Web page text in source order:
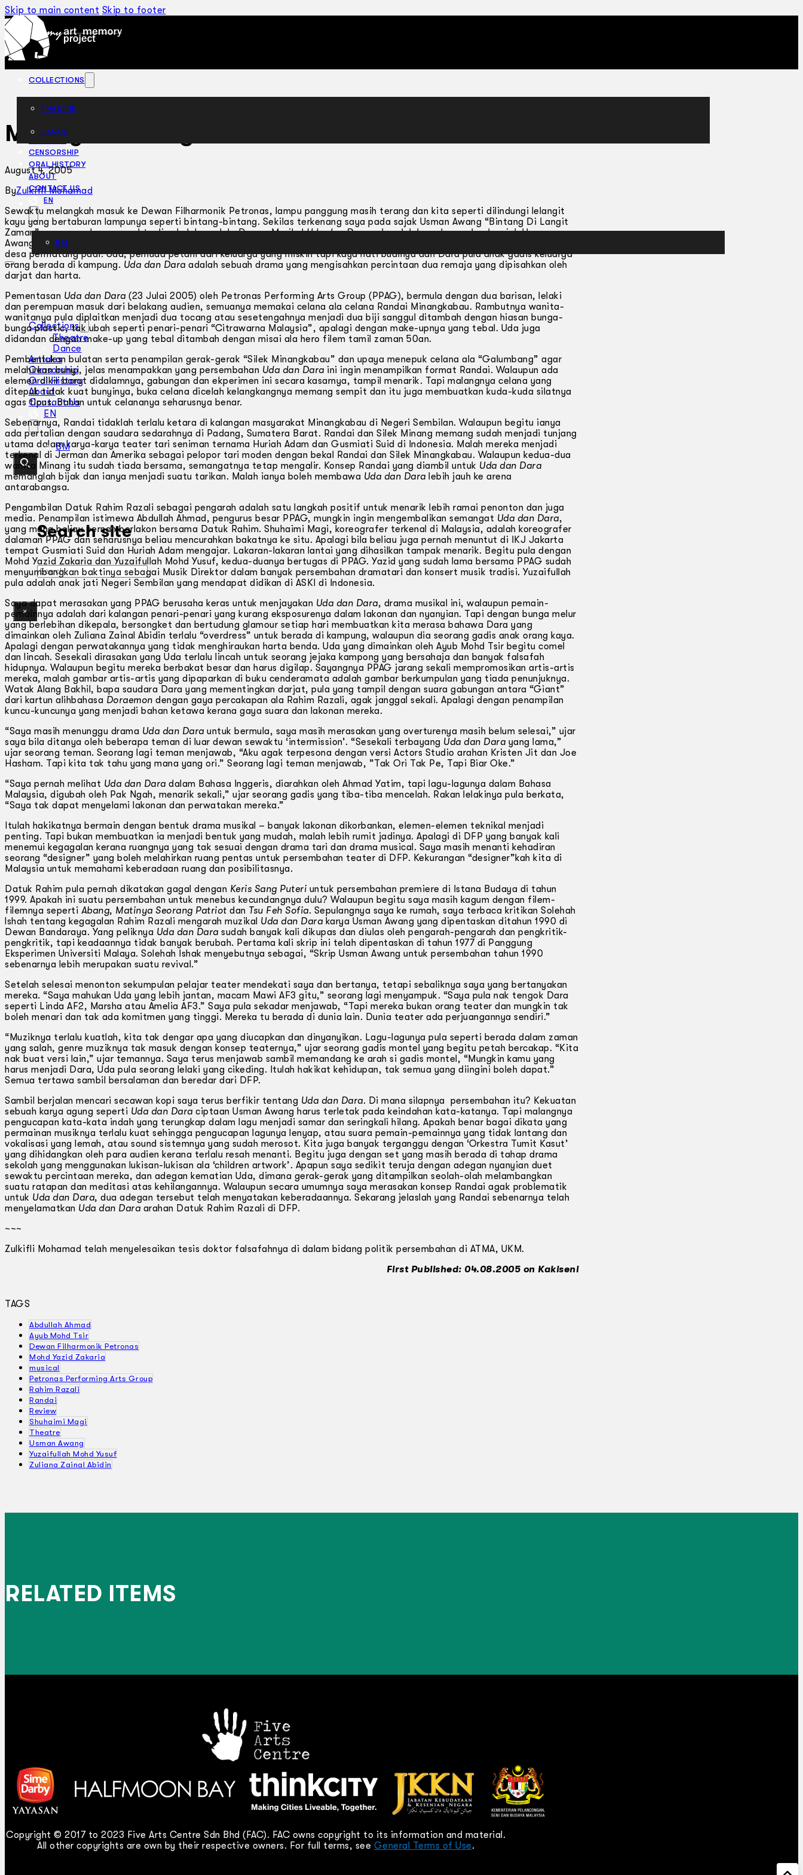
Skip to main content Skip to footer
COLLECTIONS
THEATRE
DANCE
CENSORSHIP
ORAL HISTORY
ABOUT
CONTACT US
EN
BM
Collections
Theatre
Dance
Articles
Censorship
Oral History
About
Contact Us
EN
BM
Search site
Search
×
Matinya Seorang Petani
August 4, 2005
ByZulkifli Mohamad
Sewaktu melangkah masuk ke Dewan Filharmonik Petronas, lampu panggung masih terang dan kita seperti dilindungi lelangit
kayu yang bertaburan lampunya seperti bintang-bintang. Sekilas terkenang saya pada sajak Usman Awang “Bintang Di Langit
Zaman” yang saya baca sewaktu di sekolah rendah. Drama MusikalUda dan Darapula adalah asalnya sebuah sajak Usman
Awang yang kemudiannya diangkat menjadi sebuah drama berlagu. lanya mengisahkan percintaan dua anakmuda di sebuah
desa permatang padi. Uda, pemuda petani dari keluarga yang miskin tapi kaya hati budinya dan Dara pula anak gadis keluarga
orang berada di kampung. Uda dan Dara adalah sebuah drama yang mengisahkan percintaan dua remaja yang dipisahkan oleh
darjat dan harta.
Pementasan Uda dan Dara (23 Julai 2005) oleh Petronas Performing Arts Group (PPAG), bermula dengan dua barisan, lelaki
dan perempuan masuk dari belakang audien, semuanya memakai celana ala celana Randai Minangkabau. Rambutnya wanita-
wanitanya pula diplaitkan menjadi dua tocang atau sesetengahnya menjadi dua biji sanggul ditambah dengan hiasan bunga-
bunga plastic, tak ubah seperti penari-penari “Citrawarna Malaysia”, apalagi dengan make-upnya yang tebal. Uda juga
didandan dengan make-up yang tebal ditambah dengan misai ala hero filem tamil zaman 50an.
Pembentukan bulatan serta penampilan gerak-gerak “Silek Minangkabau” dan upaya menepuk celana ala “Galumbang” agar
melahirkan bunyi, jelas menampakkan yang persembahan Uda dan Dara ini ingin menampilkan format Randai. Walaupun ada
elemen dikir barat didalamnya, gabungan dan ekperimen ini secara kasarnya, tampil menarik. Tapi malangnya celana yang
ditepuk tidak kuat bunyinya, buka celana dicelah kelangkangnya memang sempit dan itu juga membuatkan kuda-kuda silatnya
agas tipus. Bahan untuk celananya seharusnya benar.
Sebenarnya, Randai tidaklah terlalu ketara di kalangan masyarakat Minangkabau di Negeri Sembilan. Walaupun begitu ianya
ada pertalian dengan saudara sedarahnya di Padang, Sumatera Barat. Randai dan Silek Minang memang sudah menjadi tunjang
utama dalam karya-karya teater tari seniman ternama Huriah Adam dan Gusmiati Suid di Indonesia. Malah mereka menjadi
terkenal di Jerman dan Amerika sebagai pelopor tari moden dengan bekal Randai dan Silek Minangkabau. Walaupun kedua-dua
wanita Minang itu sudah tiada bersama, semangatnya tetap mengalir. Konsep Randai yang diambil untuk Uda dan Dara
memanglah bijak dan ianya menjadi suatu tarikan. Malah ianya boleh membawa Uda dan Dara lebih jauh ke arena
antarabangsa.
Pengambilan Datuk Rahim Razali sebagai pengarah adalah satu langkah positif untuk menarik lebih ramai penonton dan juga
media. Penampilan istimewa Abdullah Ahmad, pengurus besar PPAG, mungkin ingin mengembalikan semangat Uda dan Dara,
yang mana beliau pernah berlakon bersama Datuk Rahim. Shuhaimi Magi, koreografer terkenal di Malaysia, adalah koreografer
dalaman PPAG dan seharusnya beliau mencurahkan bakatnya ke situ. Apalagi bila beliau juga pernah menuntut di IKJ Jakarta
tempat Gusmiati Suid dan Huriah Adam mengajar. Lakaran-lakaran lantai yang dihasilkan tampak menarik. Begitu pula dengan
Mohd Yazid Zakaria dan Yuzaifullah Mohd Yusuf, kedua-duanya bertugas di PPAG. Yazid yang sudah lama bersama PPAG sudah
menyumbangkan baktinya sebagai Musik Direktor dalam banyak persembahan dramatari dan konsert musik tradisi. Yuzaifullah
pula adalah anak jati Negeri Sembilan yang mendapat didikan di ASKI di Indonesia.
Saya dapat merasakan yang PPAG berusaha keras untuk menjayakan Uda dan Dara, drama musikal ini, walaupun pemain-
pemainnya adalah dari kalangan penari-penari yang kurang eksposurenya dalam lakonan dan nyanyian. Tapi dengan bunga melur
yang berlebihan dikepala, bersongket dan bertudung glamour setiap hari membuatkan kita merasa bahawa Dara yang
dimainkan oleh Zuliana Zainal Abidin terlalu “overdress” untuk berada di kampung, walaupun dia seorang gadis anak orang kaya.
Apalagi dengan perwatakannya yang tidak menghiraukan harta benda. Uda yang dimainkan oleh Ayub Mohd Tsir begitu comel
dan lincah. Sesekali dirasakan yang Uda terlalu lincah untuk seorang jejaka kampong yang bersahaja dan banyak falsafah
hidupnya. Walaupun begitu mereka berbakat besar dan harus digilap. Sayangnya PPAG jarang sekali mempromosikan artis-artis
mereka, malah gambar artis-artis yang dipaparkan di buku cenderamata adalah gambar berkumpulan yang tiada penunjuknya.
Watak Alang Bakhil, bapa saudara Dara yang mementingkan darjat, pula yang tampil dengan suara gabungan antara “Giant”
dari kartun alihbahasa Doraemon dengan gaya percakapan ala Rahim Razali, agak janggal sekali. Apalagi dengan penampilan
kuncu-kuncunya yang menjadi bahan ketawa kerana gaya suara dan lakonan mereka.
“Saya masih menunggu drama Uda dan Dara untuk bermula, saya masih merasakan yang overturenya masih belum selesai,” ujar
saya bila ditanya oleh beberapa teman di luar dewan sewaktu ‘intermission’. “Sesekali terbayang Uda dan Dara yang lama,”
ujar seorang teman. Seorang lagi teman menjawab, “Aku agak terpesona dengan versi Actors Studio arahan Kristen Jit dan Joe
Hasham. Tapi kita tak tahu yang mana yang ori.” Seorang lagi teman menjawab, ”Tak Ori Tak Pe, Tapi Biar Oke.”
“Saya pernah melihat Uda dan Dara dalam Bahasa Inggeris, diarahkan oleh Ahmad Yatim, tapi lagu-lagunya dalam Bahasa
Malaysia, digubah oleh Pak Ngah, menarik sekali,” ujar seorang gadis yang tiba-tiba mencelah. Rakan lelakinya pula berkata,
“Saya tak dapat menyelami lakonan dan perwatakan mereka.”
Itulah hakikatnya bermain dengan bentuk drama musikal – banyak lakonan dikorbankan, elemen-elemen teknikal menjadi
penting. Tapi bukan membuatkan ia menjadi bentuk yang mudah, malah lebih rumit jadinya. Apalagi di DFP yang banyak kali
menemui kegagalan kerana ruangnya yang tak sesuai dengan drama tari dan drama musical. Saya masih menanti kehadiran
seorang “designer” yang boleh melahirkan ruang pentas untuk persembahan teater di DFP. Kekurangan “designer”kah kita di
Malaysia untuk memahami keberadaan ruang dan posibilitasnya.
Datuk Rahim pula pernah dikatakan gagal dengan Keris Sang Puteri untuk persembahan premiere di Istana Budaya di tahun
1999. Apakah ini suatu persembahan untuk menebus kecundangnya dulu? Walaupun begitu saya masih kagum dengan filem-
filemnya seperti Abang, Matinya Seorang Patriot dan Tsu Feh Sofia. Sepulangnya saya ke rumah, saya terbaca kritikan Solehah
lshah tentang kegagalan Rahim Razali mengarah muzikal Uda dan Dara karya Usman Awang yang dipentaskan ditahun 1990 di
Dewan Bandaraya. Yang peliknya Uda dan Dara sudah banyak kali dikupas dan diulas oleh pengarah-pengarah dan pengkritik-
pengkritik, tapi keadaannya tidak banyak berubah. Pertama kali skrip ini telah dipentaskan di tahun 1977 di Panggung
Eksperimen Universiti Malaya. Solehah Ishak menyebutnya sebagai, “Skrip Usman Awang untuk persembahan tahun 1990
sebenarnya lebih merupakan suatu revival.”
Setelah selesai menonton sekumpulan pelajar teater mendekati saya dan bertanya, tetapi sebaliknya saya yang bertanyakan
mereka. “Saya mahukan Uda yang lebih jantan, macam Mawi AF3 gitu,” seorang lagi menyampuk. “Saya pula nak tengok Dara
seperti Linda AF2, Marsha atau Amelia AF3.” Saya pula sekadar menjawab, “Tapi mereka bukan orang teater dan mungkin tak
boleh menari dan tak ada komitmen yang tinggi. Mereka tu berada di dunia lain. Dunia teater ada perjuangannya sendiri.”
“Muziknya terlalu kuatlah, kita tak dengar apa yang diucapkan dan dinyanyikan. Lagu-lagunya pula seperti berada dalam zaman
yang salah, genre muziknya tak masuk dengan konsep teaternya,” ujar seorang gadis montel yang begitu petah bercakap. “Kita
nak buat versi lain,” ujar temannya. Saya terus menjawab sambil memandang ke arah si gadis montel, “Mungkin kamu yang
harus menjadi Dara, Uda pula seorang lelaki yang cikeding. Itulah hakikat kehidupan, tak semua yang diingini boleh dapat.”
Semua tertawa sambil bersalaman dan beredar dari DFP.
Sambil berjalan mencari secawan kopi saya terus berfikir tentang Uda dan Dara. Di mana silapnya persembahan itu? Kekuatan
sebuah karya agung seperti Uda dan Dara ciptaan Usman Awang harus terletak pada keindahan kata-katanya. Tapi malangnya
pengucapan kata-kata indah yang terungkap dalam lagu menjadi samar dan seringkali hilang. Apakah benar bagai dikata yang
permainan musiknya terlalu kuat sehingga pengucapan lagunya lenyap, atau suara pemain-pemainnya yang tidak lantang dan
vokalisasi yang lemah, atau sound sistemnya yang sudah merosot. Kita juga banyak terganggu dengan ‘Orkestra Tumit Kasut’
yang dihidangkan oleh para audien kerana terlalu resah menanti. Begitu juga dengan set yang masih berada di tahap drama
sekolah yang menggunakan lukisan-lukisan ala ‘children artwork’. Apapun saya sedikit teruja dengan adegan nyanyian duet
sewaktu percintaan mereka, dan adegan kematian Uda, dimana gerak-gerak yang ditampilkan seolah-olah melambangkan
suatu ratapan dan meditasi atas kehilangannya. Walaupun secara umumnya saya merasakan konsep Randai agak problematik
untuk Uda dan Dara, dua adegan tersebut telah menyatakan keberadaannya. Sekarang jelaslah yang Randai sebenarnya telah
menyelamatkan Uda dan Dara arahan Datuk Rahim Razali di DFP.
~~~
Zulkifli Mohamad telah menyelesaikan tesis doktor falsafahnya di dalam bidang politik persembahan di ATMA, UKM.
First Published: 04.08.2005 on Kakiseni
TAGS
Abdullah Ahmad
Ayub Mohd Tsir
Dewan Filharmonik Petronas
Mohd Yazid Zakaria
musical
Petronas Performing Arts Group
Rahim Razali
Randai
Review
Shuhaimi Magi
Theatre
Usman Awang
Yuzaifullah Mohd Yusuf
Zuliana Zainal Abidin
RELATED ITEMS
Copyright © 2017 to 2023 Five Arts Centre Sdn Bhd (FAC). FAC owns copyright to its information and material.
All other copyrights are own by their respective owners. For full terms, see General Terms of Use.